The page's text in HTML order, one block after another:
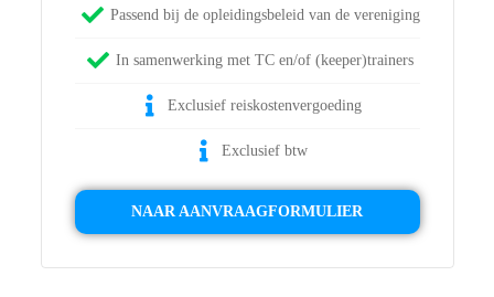
Passend bij de opleidingsbeleid van de vereniging
In samenwerking met TC en/of (keeper)trainers
Exclusief reiskostenvergoeding
Exclusief btw
NAAR AANVRAAGFORMULIER